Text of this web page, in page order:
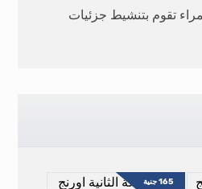
تقوم بتنشيط جزئيات
165جنية